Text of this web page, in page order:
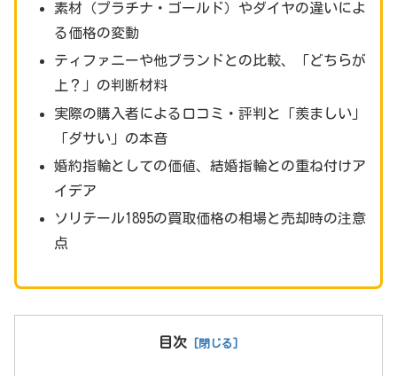
素材（プラチナ・ゴールド）やダイヤの違いによ
る価格の変動
ティファニーや他ブランドとの比較、「どちらが
上？」の判断材料
実際の購入者による口コミ・評判と「羨ましい」
「ダサい」の本音
婚約指輪としての価値、結婚指輪との重ね付けア
イデア
ソリテール1895の買取価格の相場と売却時の注意
点
目次